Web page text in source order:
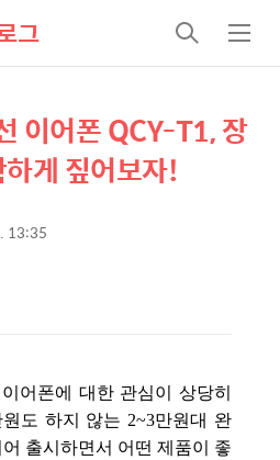
그
검
색
메
뉴
이어폰 QCY-T1, 장
게 짚어보자!
13:35
어폰에 대한 관심이 상당히
도 하지 않는 2~3만원대 완
출시하면서 어떤 제품이 좋